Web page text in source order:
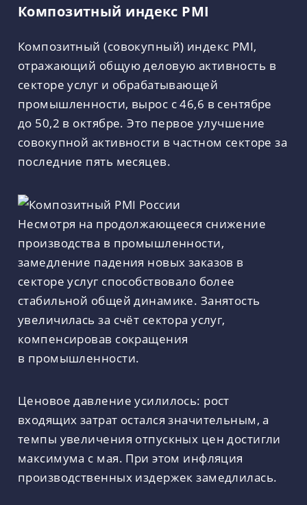
Композитный индекс PMI
Композитный (совокупный) индекс PMI,
отражающий общую деловую активность в
секторе услуг и обрабатывающей
промышленности, вырос с 46,6 в сентябре
до 50,2 в октябре. Это первое улучшение
совокупной активности в частном секторе за
последние пять месяцев.
Несмотря на продолжающееся снижение
производства в промышленности,
замедление падения новых заказов в
секторе услуг способствовало более
стабильной общей динамике. Занятость
увеличилась за счёт сектора услуг,
компенсировав сокращения
в промышленности.
Ценовое давление усилилось: рост
входящих затрат остался значительным, а
темпы увеличения отпускных цен достигли
максимума с мая. При этом инфляция
производственных издержек замедлилась.